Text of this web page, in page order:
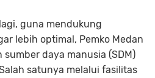
guna mendukung
lebih optimal, Pemko Medan
daya manusia (SDM)
satunya melalui fasilitas